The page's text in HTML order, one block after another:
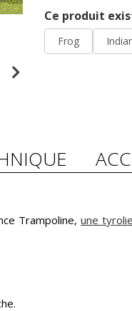
Ce produit
Frog
Trampoline,une